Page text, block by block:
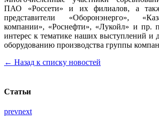
ПАО «Россети» и их филиалов, а
представители «Оборонэнерго»,
компании», «Роснефти», «Лукойл» и пр.
интерес к тематике наших выступлений и
оборудованию производства группы
← Назад к списку новостей
Статьи
prevnext